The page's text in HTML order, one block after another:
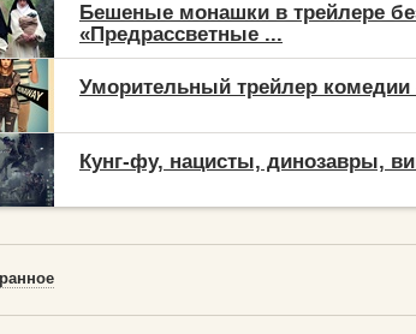
Бешеные монашки в трейлере
«Предрассветные ...
Уморительный трейлер
Кунг-фу, нацисты, динозавры,